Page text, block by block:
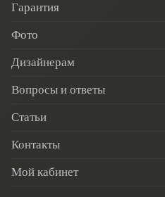
Гарантия
Фото
Дизайнерам
Вопросы и ответы
Статьи
Контакты
Мой кабинет